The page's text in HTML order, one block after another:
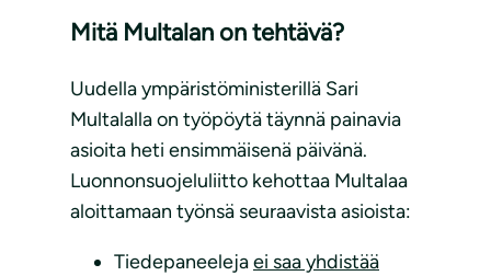
Mitä Multalan on tehtävä?
Uudella ympäristöministerillä Sari
Multalalla on työpöytä täynnä painavia
asioita heti ensimmäisenä päivänä.
Luonnonsuojeluliitto kehottaa Multalaa
aloittamaan työnsä seuraavista asioista:
Tiedepaneelejaei saa yhdistää